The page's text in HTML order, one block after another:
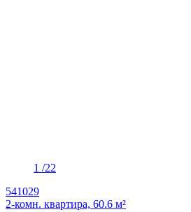
1 /22
541029
2-комн. квартира, 60.6 м²